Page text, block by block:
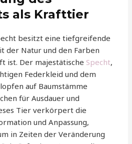
als Krafttier
besitzt eine tiefgreifende
der Natur und den Farben
ist. Der majestätische Specht,
Federkleid und dem
auf Baumstämme
für Ausdauer und
Tier verkörpert die
und Anpassung,
in Zeiten der Veränderung